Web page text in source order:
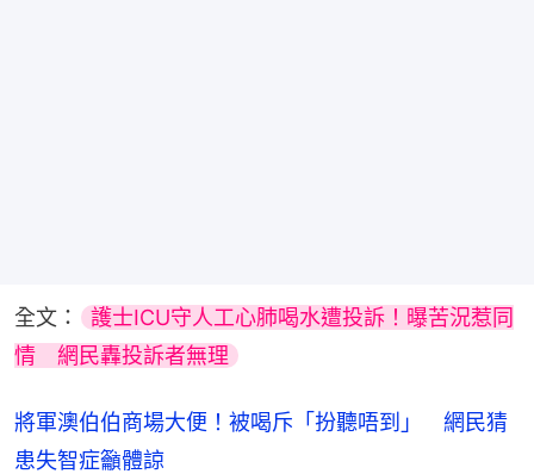
全文：
護士ICU守人工心肺喝水遭投訴！曝苦況惹同
情　網民轟投訴者無理
將軍澳伯伯商場大便！被喝斥「扮聽唔到」 網民猜
患失智症籲體諒